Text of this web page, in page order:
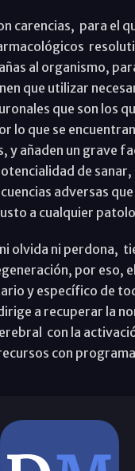
carencias, para el
al organismo,
que utilizar
que son los
lo que se encuentran
y añaden un grave
de sanar,
adversas
a cualquier
olvida ni perdona,
por eso,
y específico de
a recuperar la
con la
con